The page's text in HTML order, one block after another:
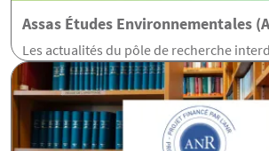
Assas Études Environnementales
Les actualités du pôle de recherche